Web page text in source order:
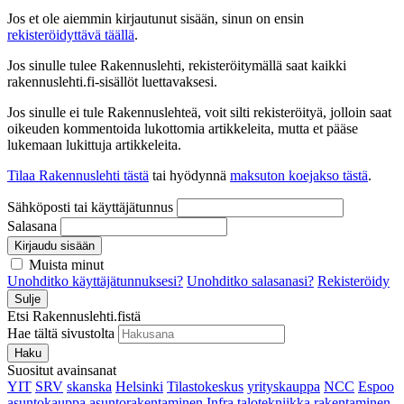
Jos et ole aiemmin kirjautunut sisään, sinun on ensin
rekisteröidyttävä täällä.
Jos sinulle tulee Rakennuslehti, rekisteröitymällä saat kaikki
rakennuslehti.fi-sisällöt luettavaksesi.
Jos sinulle ei tule Rakennuslehteä, voit silti rekisteröityä, jolloin saat
oikeuden kommentoida lukottomia artikkeleita, mutta et pääse
lukemaan lukittuja artikkeleita.
Tilaa Rakennuslehti tästä tai hyödynnä maksuton koejakso tästä.
Sähköposti tai käyttäjätunnus
Salasana
Kirjaudu sisään
Muista minut
Unohditko käyttäjätunnuksesi? Unohditko salasanasi? Rekisteröidy
Sulje
Etsi Rakennuslehti.fistä
Hae tältä sivustolta
Haku
Suositut avainsanat
YIT SRV skanska Helsinki Tilastokeskus yrityskauppa NCC Espoo